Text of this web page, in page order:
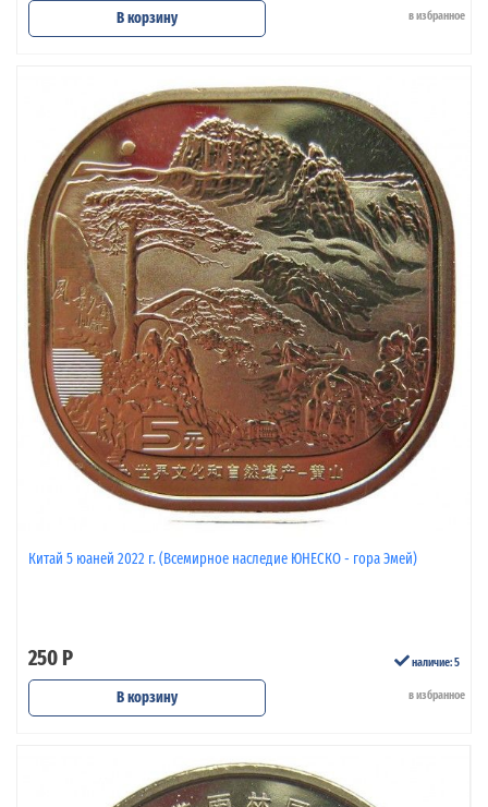
В корзину в избранное
Китай 5 юаней 2022 г. (Всемирное наследие ЮНЕСКО - гора Эмей)
250 Р наличие: 5
В корзину в избранное